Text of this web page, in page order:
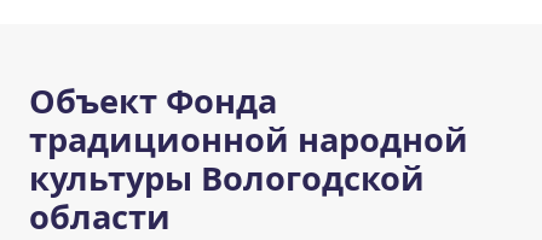
Объект Фонда
традиционной народной
культуры Вологодской
области